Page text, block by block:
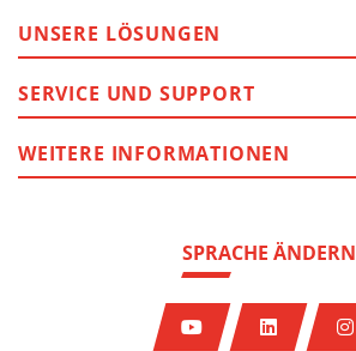
SPRACHE ÄNDERN
UNSERE LÖSUNGEN
SERVICE UND SUPPORT
WEITERE INFORMATIONEN